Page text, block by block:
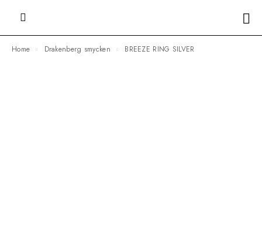
Home Drakenberg smycken BREEZE RING SILVER